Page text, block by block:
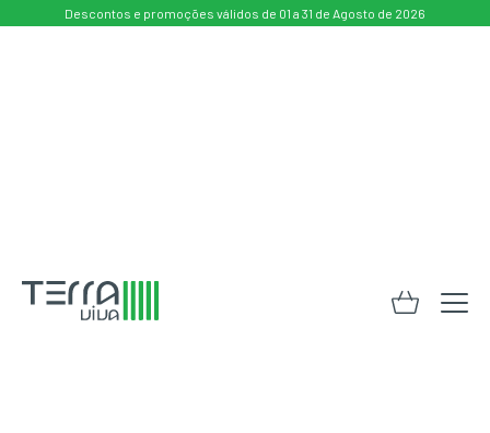
Descontos e promoções válidos de 01 a 31 de Agosto de 2026